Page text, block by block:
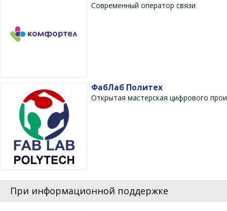
Современный оператор связи
ФабЛаб Политех
Открытая мастерская цифрового
При информационной поддержке